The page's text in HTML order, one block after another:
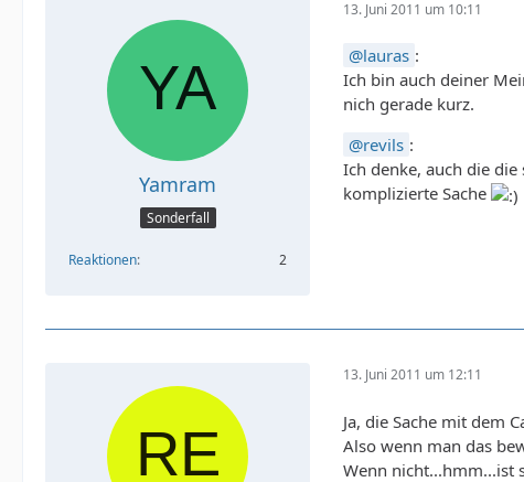
Yamram
Sonderfall
Reaktionen 2
13. Juni 2011 um 10:11
lauras :
Ich bin auch deiner
nich gerade kurz.
revils :
Ich denke, auch die
komplizierte Sache
13. Juni 2011 um 12:11
Ja, die Sache mit dem
Also wenn man das
Wenn nicht...hmm...ist